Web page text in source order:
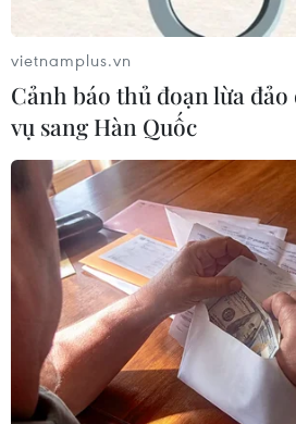
Việt Nam-Lào tăng cường
thanh-truyền hình
25/12/2018 12:38
Dự án xây dựng Trạm tiếp phát
hình khu vực Trung Lào là dự án
Chính phủ Việt Nam dành cho
nhân dân Lào.
vietnamplus.vn
Cảnh báo thủ đoạn lừa
vụ sang Hàn Quốc